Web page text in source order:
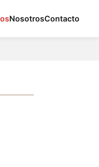
NosotrosContacto